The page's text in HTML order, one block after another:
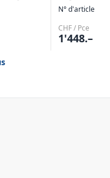
N° d'article
CHF / Pce
1'448.–